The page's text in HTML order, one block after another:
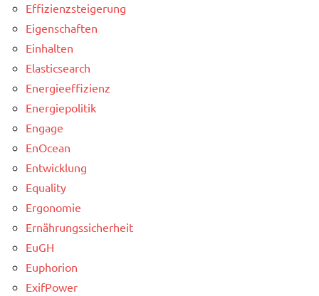
Effizienzsteigerung
Eigenschaften
Einhalten
Elasticsearch
Energieeffizienz
Energiepolitik
Engage
EnOcean
Entwicklung
Equality
Ergonomie
Ernährungssicherheit
EuGH
Euphorion
ExifPower